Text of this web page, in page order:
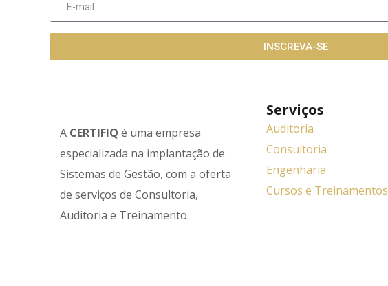
INSCREVA-SE
A CERTIFIQ é uma empresa
especializada na implantação de
Sistemas de Gestão, com a oferta
de serviços de Consultoria,
Auditoria e Treinamento.
Serviços
Auditoria
Consultoria
Engenharia
Cursos e Treinamentos